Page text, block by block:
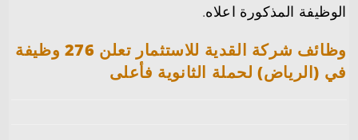
الوظيفة المذكورة اعلاه.
وظائف شركة القدية للاستثمار تعلن 276 وظيفة
في (الرياض) لحملة الثانوية فأعلى